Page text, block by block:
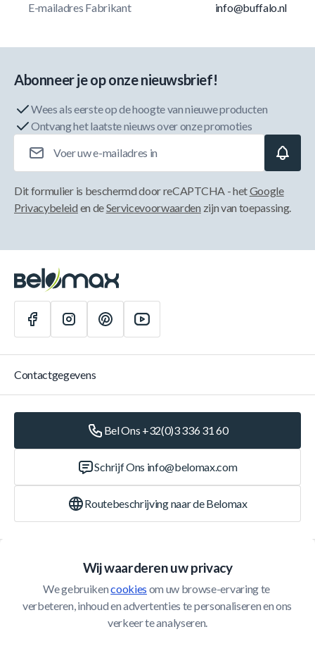
E-mailadres Fabrikant info@buffalo.nl
Wij waarderen uw privacy
We gebruiken cookies om uw browse-ervaring te
verbeteren, inhoud en advertenties te personaliseren en ons
verkeer te analyseren.
Abonneer je op onze nieuwsbrief!
Wees als eerste op de hoogte van nieuwe producten
Ontvang het laatste nieuws over onze promoties
Dit formulier is beschermd door reCAPTCHA - hetGoogle
Privacybeleid en deServicevoorwaarden zijn van toepassing.
Klantenservice
Contactgegevens
Bel Ons +32(0)3 336 31 60
Schrijf Ons info@belomax.com
Routebeschrijving naar de Belomax